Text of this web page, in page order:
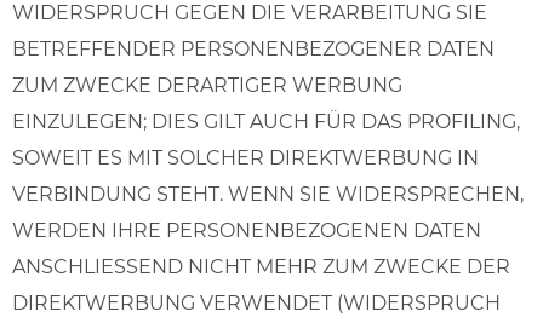
WIDERSPRUCH GEGEN DIE VERARBEITUNG SIE
BETREFFENDER PERSONENBEZOGENER DATEN
ZUM ZWECKE DERARTIGER WERBUNG
EINZULEGEN; DIES GILT AUCH FÜR DAS PROFILING,
SOWEIT ES MIT SOLCHER DIREKTWERBUNG IN
VERBINDUNG STEHT. WENN SIE WIDERSPRECHEN,
WERDEN IHRE PERSONENBEZOGENEN DATEN
ANSCHLIESSEND NICHT MEHR ZUM ZWECKE DER
DIREKTWERBUNG VERWENDET (WIDERSPRUCH